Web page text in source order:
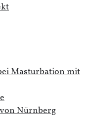
Masturbation mit
Nürnberg